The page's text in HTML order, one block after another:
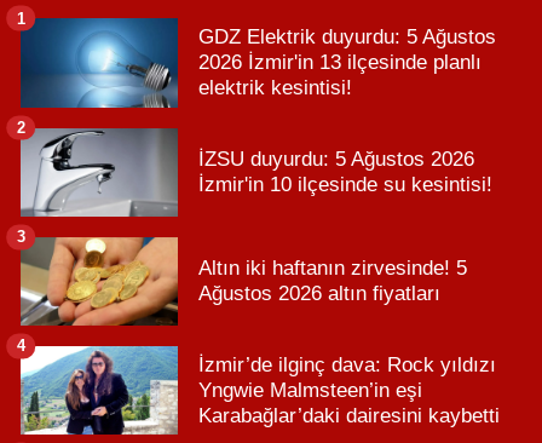
GDZ Elektrik duyurdu: 5 Ağustos
2026 İzmir'in 13 ilçesinde planlı
elektrik kesintisi!
1
İZSU duyurdu: 5 Ağustos 2026
İzmir'in 10 ilçesinde su kesintisi!
2
Altın iki haftanın zirvesinde! 5
Ağustos 2026 altın fiyatları
3
İzmir’de ilginç dava: Rock yıldızı
Yngwie Malmsteen’in eşi
Karabağlar’daki dairesini kaybetti
4